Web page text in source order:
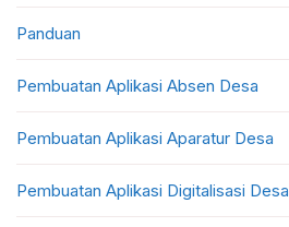
Panduan
Pembuatan Aplikasi Absen Desa
Pembuatan Aplikasi Aparatur Desa
Pembuatan Aplikasi Digitalisasi Desa